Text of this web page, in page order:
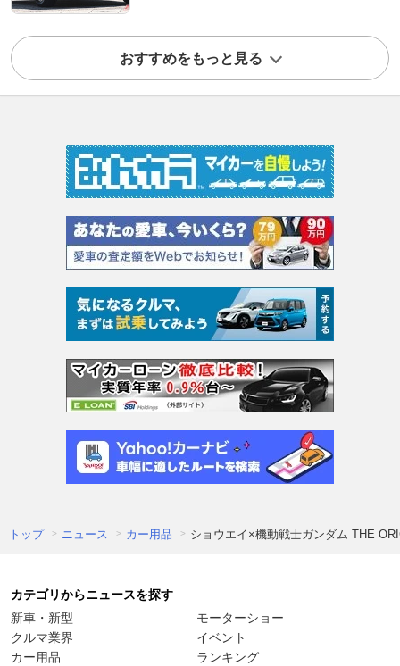
おすすめをもっと見る
トップ ニュース カー用品 ショウエイ×機動戦士ガンダム THE
カテゴリからニュースを探す
新車・新型
クルマ業界
カー用品
モーターショー
イベント
ランキング